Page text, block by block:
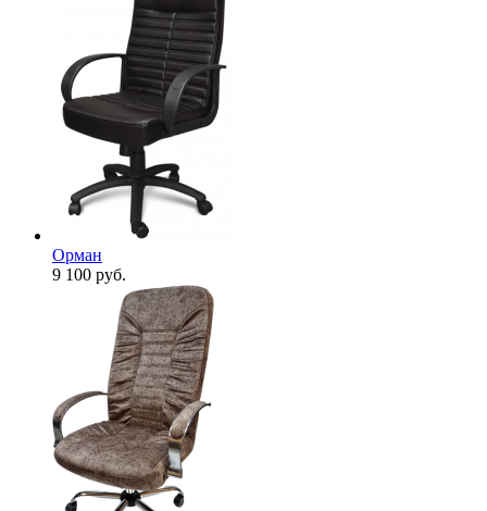
Орман
9 100 руб.